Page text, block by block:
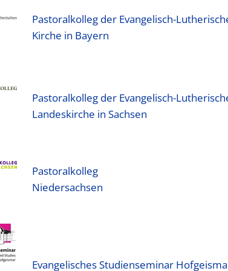
Pastoralkolleg der Evangelisch-
Kirche in Bayern
Pastoralkolleg der Evangelisch-
Landeskirche in Sachsen
Pastoralkolleg
Niedersachsen
Evangelisches Studienseminar